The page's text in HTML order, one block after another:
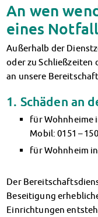
An wen
eines
Außerhalb der
oder zu Schließzeiten
an unsere
1. Schäden an
für Wohnheime
Mobil: 0151 –
für Wohnheim
Der
Beseitigung
Einrichtungen